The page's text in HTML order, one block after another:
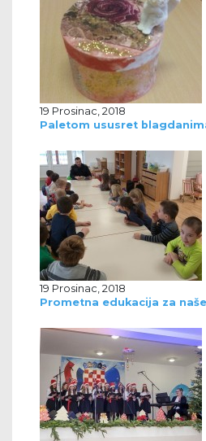
19 Prosinac, 2018
Paletom ususret
19 Prosinac, 2018
Prometna edukacija za